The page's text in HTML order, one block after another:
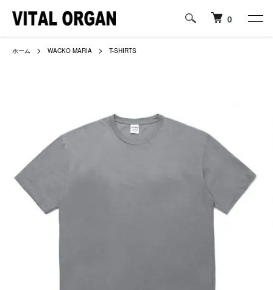
0
ホーム WACKO MARIA T-SHIRTS